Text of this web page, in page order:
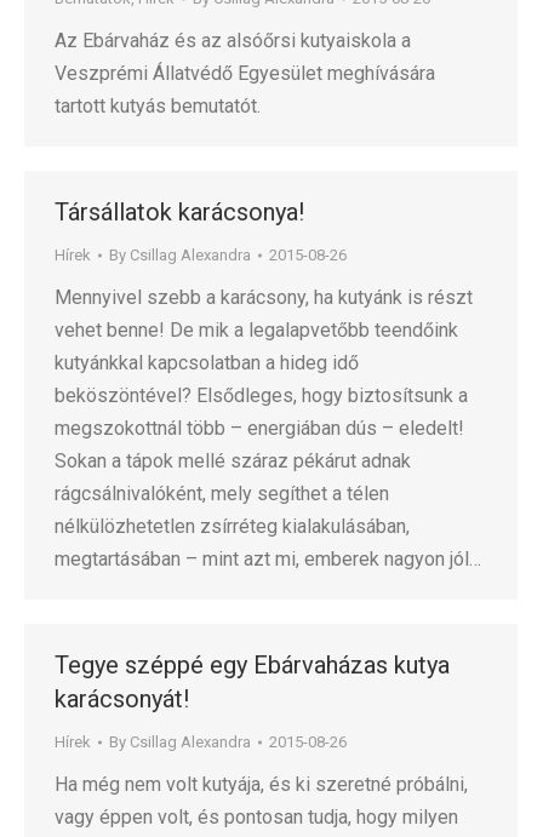
Az Ebárvaház és az alsóőrsi kutyaiskola a
Veszprémi Állatvédő Egyesület meghívására
tartott kutyás bemutatót.
Társállatok karácsonya!
Hírek By Csillag Alexandra 2015-08-26
Mennyivel szebb a karácsony, ha kutyánk is részt
vehet benne! De mik a legalapvetőbb teendőink
kutyánkkal kapcsolatban a hideg idő
beköszöntével? Elsődleges, hogy biztosítsunk a
megszokottnál több – energiában dús – eledelt!
Sokan a tápok mellé száraz pékárut adnak
rágcsálnivalóként, mely segíthet a télen
nélkülözhetetlen zsírréteg kialakulásában,
megtartásában – mint azt mi, emberek nagyon jól…
Tegye széppé egy Ebárvaházas kutya
karácsonyát!
Hírek By Csillag Alexandra 2015-08-26
Ha még nem volt kutyája, és ki szeretné próbálni,
vagy éppen volt, és pontosan tudja, hogy milyen